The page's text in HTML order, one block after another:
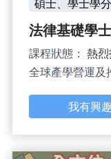
法律基礎學
課程狀態： 熱
全球產學營運及
我有興趣